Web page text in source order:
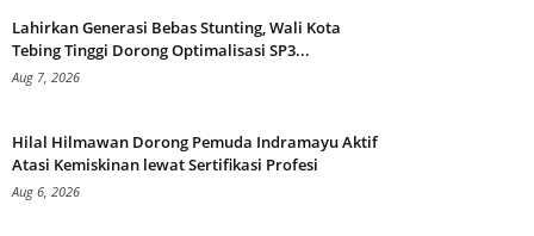
Lahirkan Generasi Bebas Stunting, Wali Kota
Tebing Tinggi Dorong Optimalisasi SP3...
Aug 7, 2026
Hilal Hilmawan Dorong Pemuda Indramayu Aktif
Atasi Kemiskinan lewat Sertifikasi Profesi
Aug 6, 2026